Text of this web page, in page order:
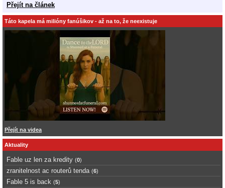
Přejít na článek
Táto kapela má milióny fanúšikov - až na to, že neexistuje
Přejít na videa
Aktuality
Fable uz len za kredity (0)
zranitelnost ac routerů tenda (6)
Fable 5 is back (5)